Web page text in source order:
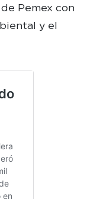
Pemex con
y el